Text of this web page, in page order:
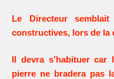
Le Directeur
constructives, lors de la
Il devra s’habituer
pierre ne bradera pas